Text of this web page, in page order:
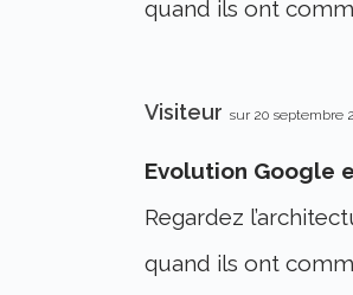
quand ils ont
Visiteur sur 20 septembre
Evolution Google
Regardez
quand ils ont